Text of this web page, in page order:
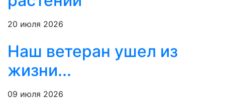
20 июля 2026
Наш ветеран ушел из
жизни...
09 июля 2026